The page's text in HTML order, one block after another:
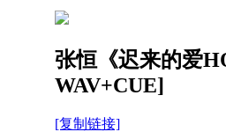
张恒《迟来的爱
WAV+CUE]
[复制链接]